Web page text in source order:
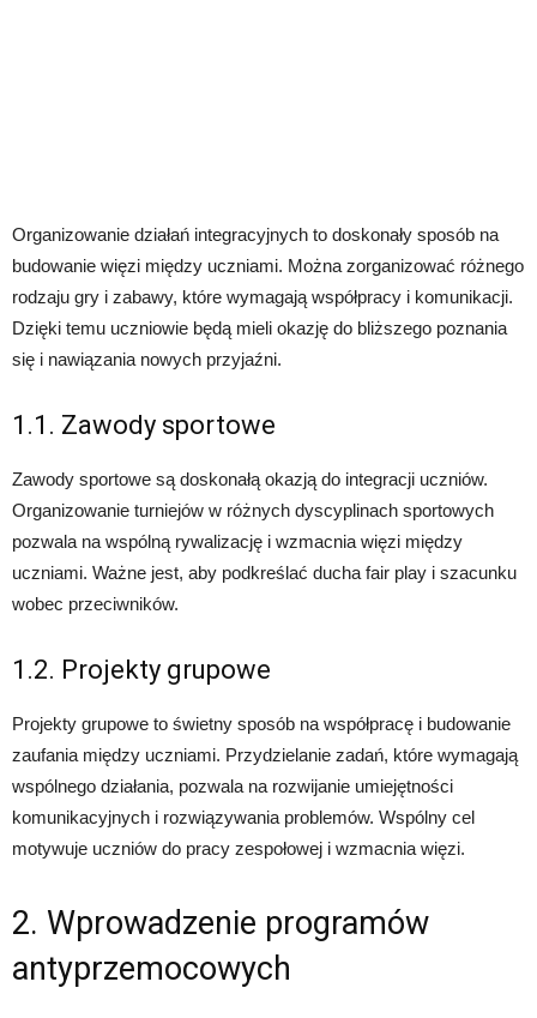
Organizowanie działań integracyjnych to doskonały sposób na
budowanie więzi między uczniami. Można zorganizować różnego
rodzaju gry i zabawy, które wymagają współpracy i komunikacji.
Dzięki temu uczniowie będą mieli okazję do bliższego poznania
się i nawiązania nowych przyjaźni.
1.1. Zawody sportowe
Zawody sportowe są doskonałą okazją do integracji uczniów.
Organizowanie turniejów w różnych dyscyplinach sportowych
pozwala na wspólną rywalizację i wzmacnia więzi między
uczniami. Ważne jest, aby podkreślać ducha fair play i szacunku
wobec przeciwników.
1.2. Projekty grupowe
Projekty grupowe to świetny sposób na współpracę i budowanie
zaufania między uczniami. Przydzielanie zadań, które wymagają
wspólnego działania, pozwala na rozwijanie umiejętności
komunikacyjnych i rozwiązywania problemów. Wspólny cel
motywuje uczniów do pracy zespołowej i wzmacnia więzi.
2. Wprowadzenie programów
antyprzemocowych